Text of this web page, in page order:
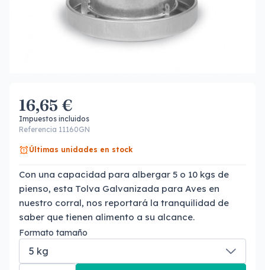
16,65 €
Impuestos incluidos
Referencia 11160GN
Últimas unidades en stock
Con una capacidad para albergar 5 o 10 kgs de
pienso, esta Tolva Galvanizada para Aves en
nuestro corral, nos reportará la tranquilidad de
saber que tienen alimento a su alcance.
Formato tamaño